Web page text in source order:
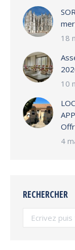
18
10
4
RECHERCHER